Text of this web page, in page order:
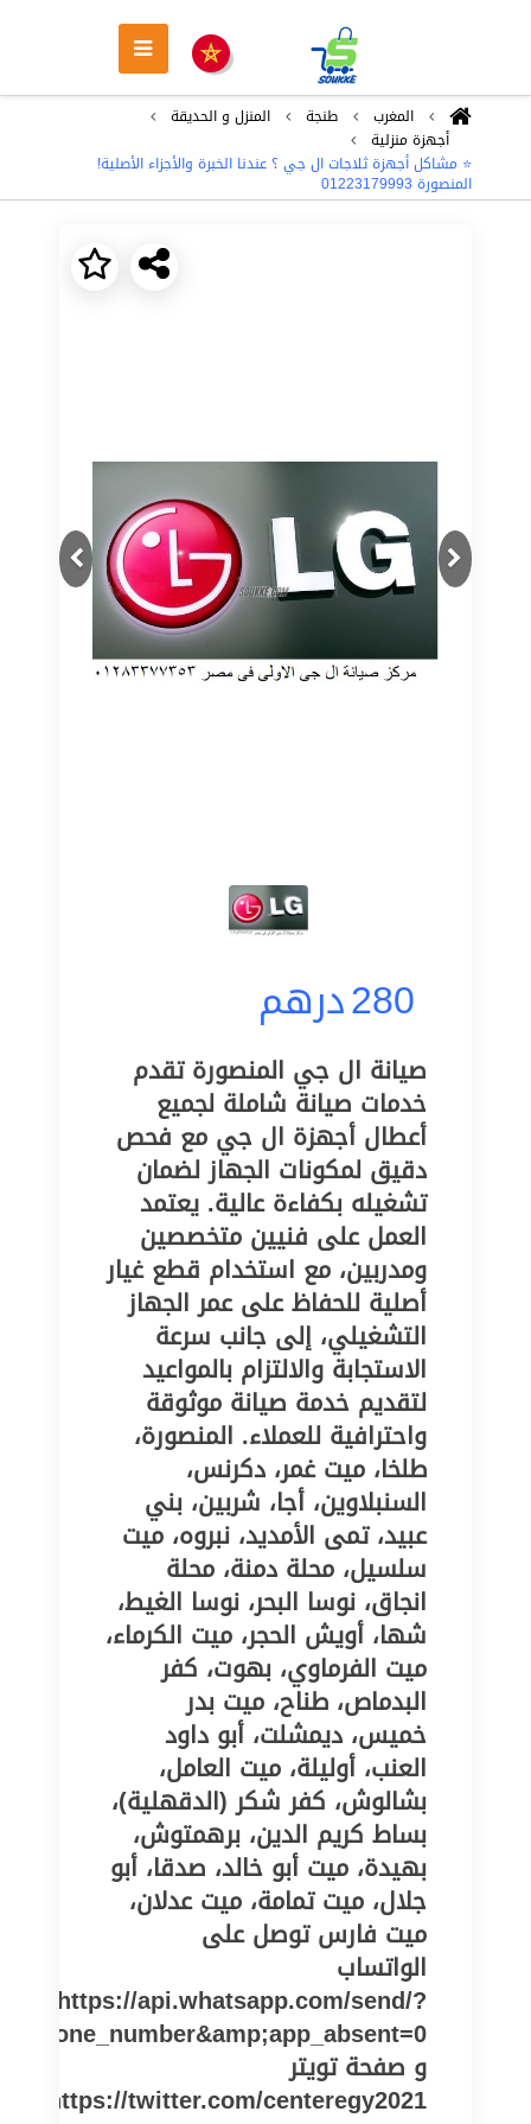
المغرب طنجة
المنزل و الحديقة
أجهزة منزلية
⭐ مشاكل أجهزة ثلاجات ال جي ؟ عندنا الخبرة والأجزاء الأصلية!
المنصورة 01223179993
Previous
Next
280درهم
صيانة ال جي المنصورة تقدم
خدمات صيانة شاملة لجميع
أعطال أجهزة ال جي مع فحص
دقيق لمكونات الجهاز لضمان
تشغيله بكفاءة عالية. يعتمد
العمل على فنيين متخصصين
ومدربين، مع استخدام قطع غيار
أصلية للحفاظ على عمر الجهاز
التشغيلي، إلى جانب سرعة
الاستجابة والالتزام بالمواعيد
لتقديم خدمة صيانة موثوقة
واحترافية للعملاء. المنصورة،
طلخا، ميت غمر، دكرنس،
السنبلاوين، أجا، شربين، بني
عبيد، تمى الأمديد، نبروه، ميت
سلسيل، محلة دمنة، محلة
انجاق، نوسا البحر، نوسا الغيط،
شها، أويش الحجر، ميت الكرماء،
ميت الفرماوي، بهوت، كفر
البدماص، طناح، ميت بدر
خميس، ديمشلت، أبو داود
العنب، أوليلة، ميت العامل،
بشالوش، كفر شكر (الدقهلية)،
بساط كريم الدين، برهمتوش،
بهيدة، ميت أبو خالد، صدقا، أبو
جلال، ميت تمامة، ميت عدلان،
ميت فارس توصل على
الواتساب
https://api.whatsapp.com/send/?
و صفحة تويتر
https://twitter.com/centeregy2021